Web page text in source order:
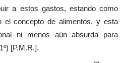
a estos gastos, estando como
el concepto de alimentos, y esta
ni menos aún absurda para
[P.M.R.].